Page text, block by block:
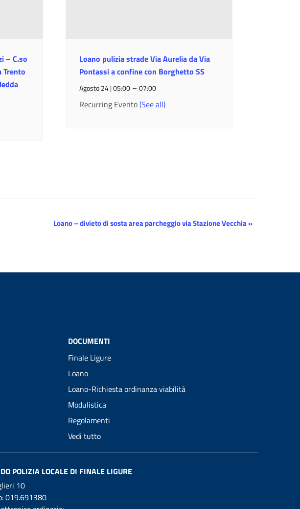
– C.so
Trento
Loano pulizia strade Via Aurelia da Via
Pontassi a confine con Borghetto SS
Agosto 24 | 05:00 –07:00
Recurring Evento(See all)
Loano – divieto di sosta area parcheggio via Stazione Vecchia»
DOCUMENTI
Finale Ligure
Loano
Loano-Richiesta ordinanza viabilità
Modulistica
Regolamenti
Vedi tutto
POLIZIA LOCALE DI FINALE LIGURE
10
019.691380